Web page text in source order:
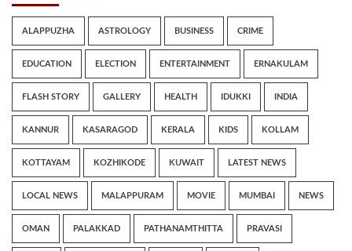
ALAPPUZHA ASTROLOGY BUSINESS CRIME
EDUCATION ELECTION ENTERTAINMENT ERNAKULAM
FLASH STORY GALLERY HEALTH IDUKKI INDIA
KANNUR KASARAGOD KERALA KIDS KOLLAM
KOTTAYAM KOZHIKODE KUWAIT LATEST NEWS
LOCAL NEWS MALAPPURAM MOVIE MUMBAI NEWS
OMAN PALAKKAD PATHANAMTHITTA PRAVASI